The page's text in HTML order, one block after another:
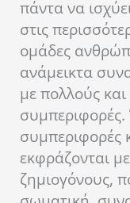
πάντα να
στις
ομάδες
ανάμεικτα
με πολλούς
συμπεριφορές
εκφράζονται
ζημιογόνους,